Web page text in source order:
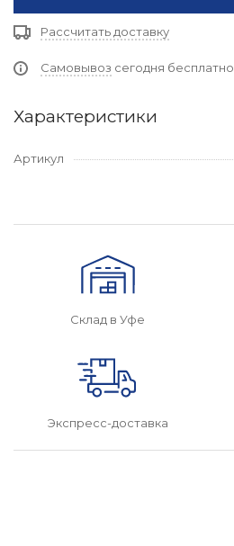
Характеристики
Артикул
Рассчитать доставку
Самовывоз сегодня бесплатно
Склад в Уфе
Экспресс-доставка